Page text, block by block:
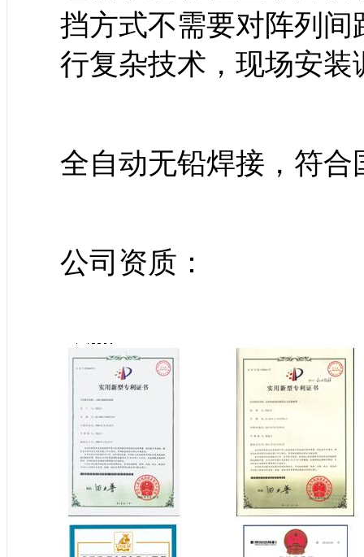
挡方式不需要对阵列
行复杂技术，现场安
全自动无铅焊接，符合
公司资质：